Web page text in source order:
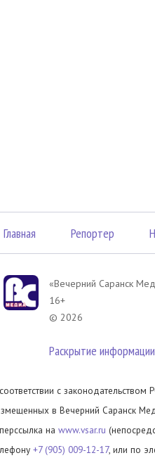
Главная Репортер
«Вечерний Саранск
16+
© 2026
Раскрытие информации
с
в Вечерний Саранск
на www.vsar.ru
+7 (905) 009-12-17, или по